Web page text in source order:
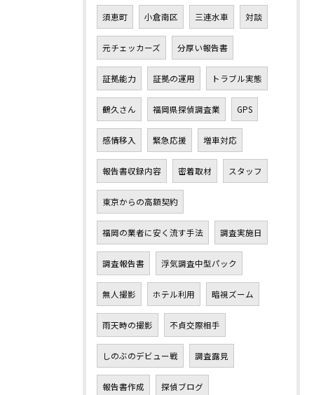
須恵町 小倉南区 三連水車 対談
元チェッカーズ 分厚い報告書
証拠能力 証拠の運用 トラブル実態
鶴久さん 福岡県探偵調査業 GPS
感情移入 緊急応援 増車対応
報告書収録内容 密着取材 スタッフ
東京からの高額契約
福岡の業者に安く流す手法 調査実施日
調査報告書 浮気調査中型パック
無人撮影 ホテル利用 暗視ズーム
雨天時の撮影 不貞交際相手
しのぶのデビュー戦 調査露見
報告書作成 探偵ブログ